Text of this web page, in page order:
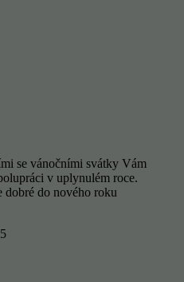
se vánočními svátky Vám
v uplynulém roce.
dobré do nového roku